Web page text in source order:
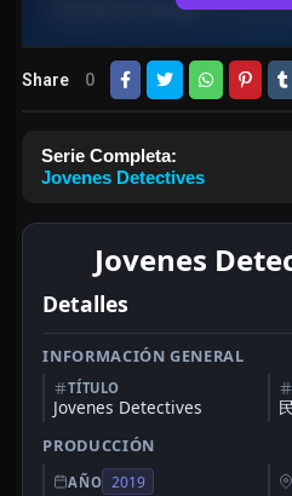
Share 0
Serie Completa:
Jovenes Detectives
Jovenes
Detalles
INFORMACIÓN GENERAL
TÍTULO
Jovenes Detectives
PRODUCCIÓN
AÑO 2019